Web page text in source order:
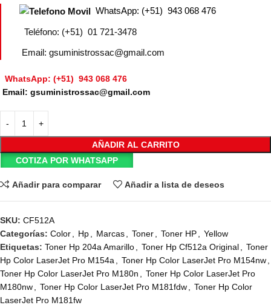
WhatsApp: (+51) 943 068 476
Teléfono: (+51) 01 721-3478
Email: gsuministrossac@gmail.com
WhatsApp: (+51) 943 068 476
Email: gsuministrossac@gmail.com
AÑADIR AL CARRITO
COTIZA POR WHATSAPP
Añadir para comparar Añadir a lista de deseos
SKU: CF512A
Categorías: Color, Hp, Marcas, Toner, Toner HP, Yellow
Etiquetas: Toner Hp 204a Amarillo, Toner Hp Cf512a Original, Toner
Hp Color LaserJet Pro M154a, Toner Hp Color LaserJet Pro M154nw,
Toner Hp Color LaserJet Pro M180n , Toner Hp Color LaserJet Pro
M180nw, Toner Hp Color LaserJet Pro M181fdw, Toner Hp Color
LaserJet Pro M181fw